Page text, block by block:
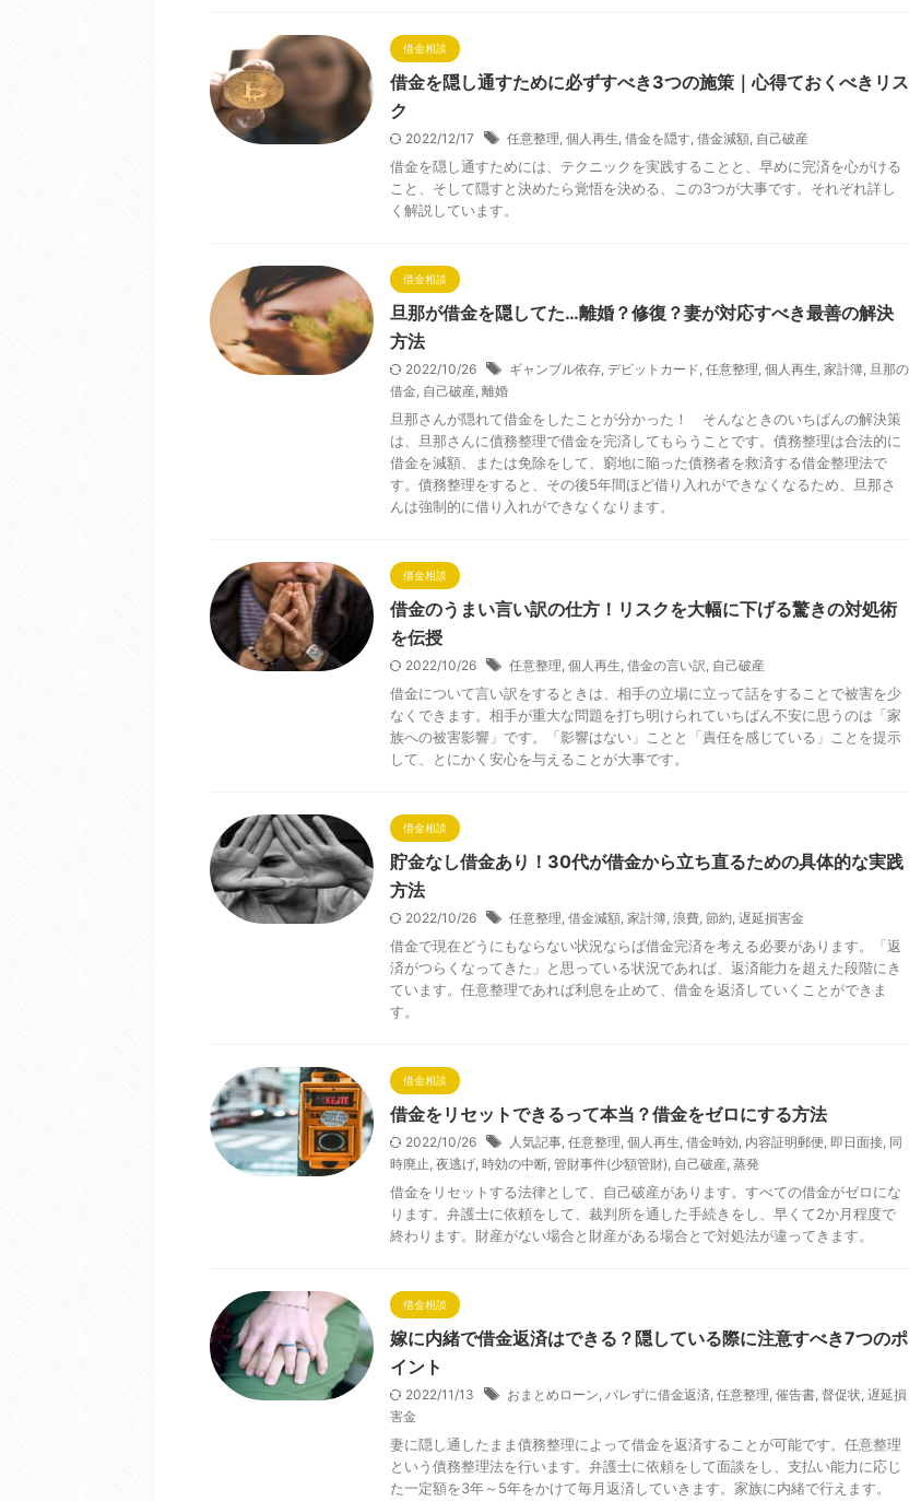
借金相談
借金を隠し通すために必ずすべき3つの施策｜心得ておくべきリス
ク
2022/12/17 任意整理, 個人再生, 借金を隠す, 借金減額, 自己破産
借金を隠し通すためには、テクニックを実践することと、早めに完済を心がける
こと、そして隠すと決めたら覚悟を決める、この3つが大事です。それぞれ詳し
く解説しています。
借金相談
旦那が借金を隠してた…離婚？修復？妻が対応すべき最善の解決
方法
2022/10/26 ギャンブル依存, デビットカード, 任意整理, 個人再生, 家計簿, 旦那の
借金, 自己破産, 離婚
旦那さんが隠れて借金をしたことが分かった！ そんなときのいちばんの解決策
は、旦那さんに債務整理で借金を完済してもらうことです。債務整理は合法的に
借金を減額、または免除をして、窮地に陥った債務者を救済する借金整理法で
す。債務整理をすると、その後5年間ほど借り入れができなくなるため、旦那さ
んは強制的に借り入れができなくなります。
借金相談
借金のうまい言い訳の仕方！リスクを大幅に下げる驚きの対処術
を伝授
2022/10/26 任意整理, 個人再生, 借金の言い訳, 自己破産
借金について言い訳をするときは、相手の立場に立って話をすることで被害を少
なくできます。相手が重大な問題を打ち明けられていちばん不安に思うのは「家
族への被害影響」です。「影響はない」ことと「責任を感じている」ことを提示
して、とにかく安心を与えることが大事です。
借金相談
貯金なし借金あり！30代が借金から立ち直るための具体的な実践
方法
2022/10/26 任意整理, 借金減額, 家計簿, 浪費, 節約, 遅延損害金
借金で現在どうにもならない状況ならば借金完済を考える必要があります。「返
済がつらくなってきた」と思っている状況であれば、返済能力を超えた段階にき
ています。任意整理であれば利息を止めて、借金を返済していくことができま
す。
借金相談
借金をリセットできるって本当？借金をゼロにする方法
2022/10/26 人気記事, 任意整理, 個人再生, 借金時効, 内容証明郵便, 即日面接, 同
時廃止, 夜逃げ, 時効の中断, 管財事件(少額管財), 自己破産, 蒸発
借金をリセットする法律として、自己破産があります。すべての借金がゼロにな
ります。弁護士に依頼をして、裁判所を通した手続きをし、早くて2か月程度で
終わります。財産がない場合と財産がある場合とで対処法が違ってきます。
借金相談
嫁に内緒で借金返済はできる？隠している際に注意すべき7つのポ
イント
2022/11/13 おまとめローン, バレずに借金返済, 任意整理, 催告書, 督促状, 遅延損
害金
妻に隠し通したまま債務整理によって借金を返済することが可能です。任意整理
という債務整理法を行います。弁護士に依頼をして面談をし、支払い能力に応じ
た一定額を3年～5年をかけて毎月返済していきます。家族に内緒で行えます。